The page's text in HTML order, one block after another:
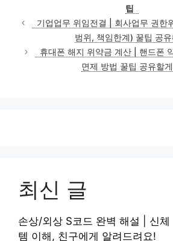
팁
기업업무 위임전결 | 회사업무 권한
범위, 책임한계) 꿀팁 공
휴대폰 해지 위약금 계산 | 핸드폰
면제 방법 꿀팁 공유할
최신 글
손상/외상 S코드 완벽 해설 | 신
템 이해, 친구에게 알려드려요!